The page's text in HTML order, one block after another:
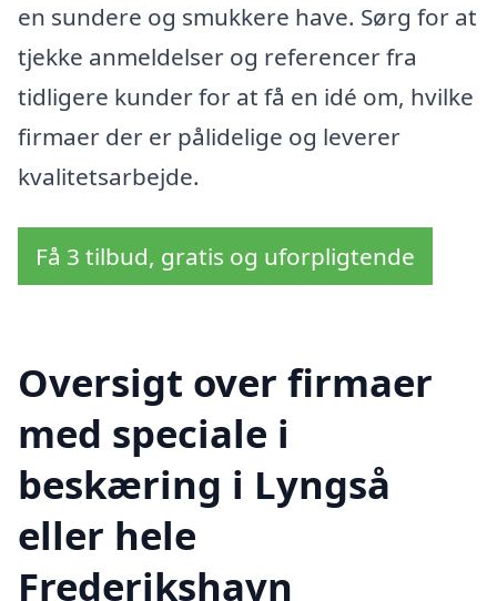
en sundere og smukkere have. Sørg for at
tjekke anmeldelser og referencer fra
tidligere kunder for at få en idé om, hvilke
firmaer der er pålidelige og leverer
kvalitetsarbejde.
Få 3 tilbud, gratis og uforpligtende
Oversigt over firmaer
med speciale i
beskæring i Lyngså
eller hele
Frederikshavn